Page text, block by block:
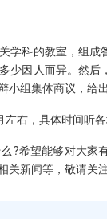
科的教室，组成
少因人而异。然
组集体商议，给
，具体时间听各
希望能够对大家
关新闻等，敬请关